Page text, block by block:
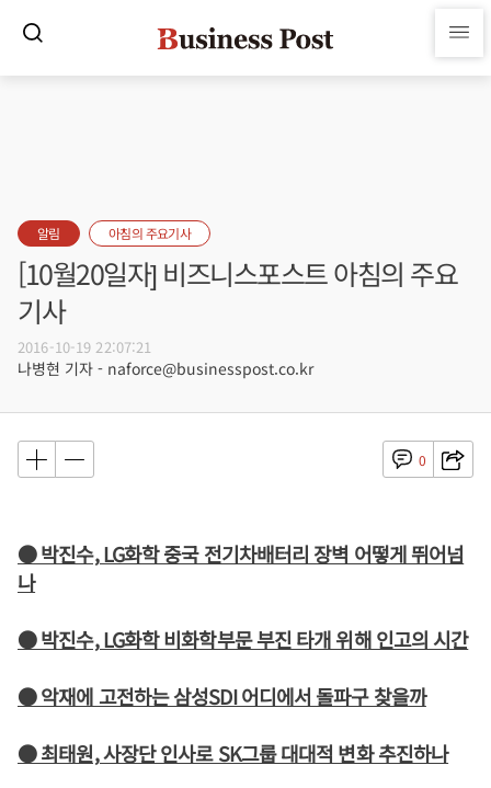
알림 아침의 주요기사
[10월20일자] 비즈니스포스트 아침의 주요
기사
2016-10-19 22:07:21
나병현 기자 - naforce@businesspost.co.kr
0
● 박진수, LG화학 중국 전기차배터리 장벽 어떻게 뛰어넘
나
● 박진수, LG화학 비화학부문 부진 타개 위해 인고의 시간
● 악재에 고전하는 삼성SDI 어디에서 돌파구 찾을까
● 최태원, 사장단 인사로 SK그룹 대대적 변화 추진하나